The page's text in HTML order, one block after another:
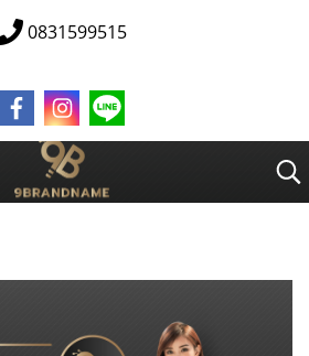
0831599515